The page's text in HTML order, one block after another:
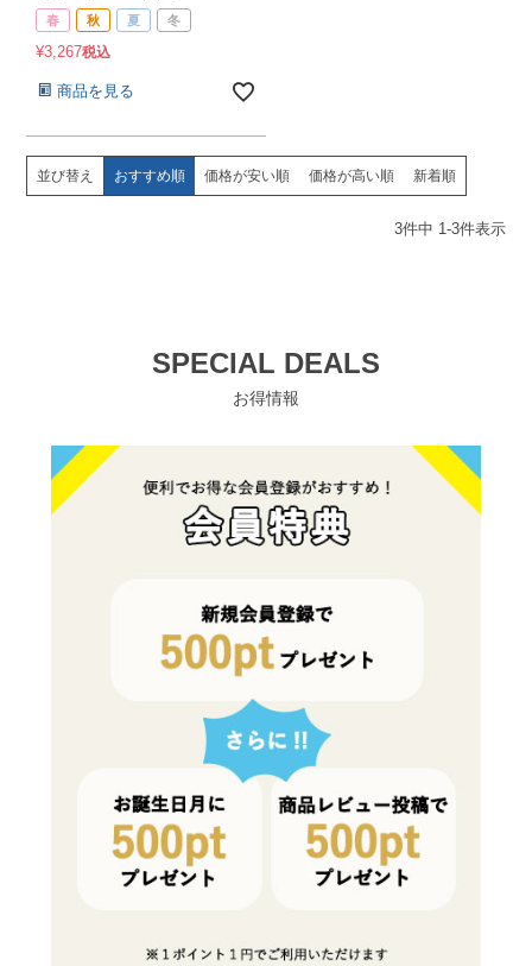
春 秋 夏 冬
¥3,267税込
商品を見る
並び替え おすすめ順 価格が安い順 価格が高い順 新着順
3件中 1-3件表示
SPECIAL DEALS
お得情報